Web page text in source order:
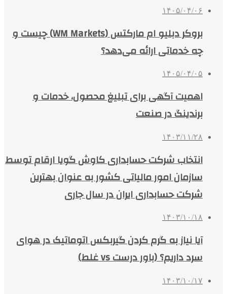
۱۴۰۵/۰۴/۰۶
بروکر دبلیو ام مارکتس (WM Markets) چیست و
چه خدماتی ارائه می‌دهد؟
۱۴۰۵/۰۴/۰۵
اهمیت آگهی برای تبلیغ محصول، خدمات و
برندینگ در صنعت
۱۴۰۳/۱۱/۲۸
انتخاب شرکت حسابداری کاوش گویا ارقام توسط
سازمان امور مالیاتی کشور به عنوان بهترین
شرکت حسابداری ایران در سال جاری
۱۴۰۳/۱۰/۱۸
آیا نیاز به گرم کردن گیربکس اتوماتیک در هوای
سرد داریم؟ (باور درست vs غلط)
۱۴۰۳/۱۰/۱۷